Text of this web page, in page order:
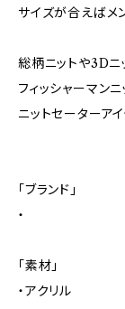
サイズが合えばメ
総柄ニットや3Dニ
フィッシャーマン
ニットセーターア
「ブランド」
・
「素材」
・アクリル